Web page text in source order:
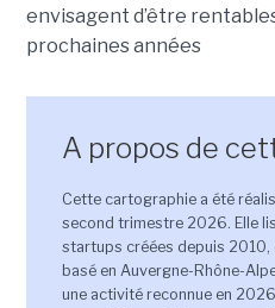
envisagent d’être
prochaines années
A propos de
Cette cartographie a été
second trimestre 2026. Elle
startups créées depuis 2010,
basé en Auvergne-Rhône-
une activité reconnue en